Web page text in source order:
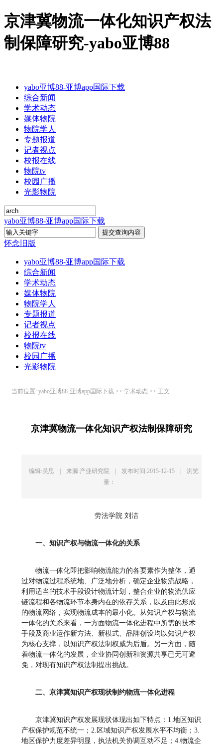
京津冀物流一体化知识产权法
制保障研究-yabo亚博88
yabo亚博88-亚博app国际下载
综合新闻
学术动态
媒体物院
物院学人
专题报道
记者视点
校报在线
物院tv
校园广播
光影物院
yabo亚博88-亚博app国际下载
怀念旧版
yabo亚博88-亚博app国际下载
综合新闻
学术动态
媒体物院
物院学人
专题报道
记者视点
校报在线
物院tv
校园广播
光影物院
当前位置: yabo亚博88-亚博app国际下载 >> 学术动态 >> 正文
京津冀物流一体化知识产权法制保障研究
编辑:吴思 | 来源:产业研究院 | 发布时间:2015-12-15 |
浏览
量：
劳法学院 刘洁
一、知识产权与物流一体化的关系
物流一体化即把影响物流能力的各要素作为整体，通
过对物流过程系统地、广泛地分析，确定企业物流战略，
利用适当的技术手段设计物流计划，整合企业的物流供应
链流程和各物流环节本身内在的依存关系，以及由此形成
的物流网络，实现物流成本的最小化。从知识产权与物流
一体化的关系来看，一方面物流一体化进程中所需的技术
手段及商业运作新方法、新模式、品牌创设均以知识产权
为核心支撑，以知识产权法制权威为后盾。另一方面，随
着物流一体化的发展，企业协同创新和资源共享已无可避
免，对现有知识产权法制提出挑战。
二、京津冀知识产权现状制约物流一体化进程
京津冀知识产权发展现状体现出如下特点：1.地区知识
产权保护规范不统一；2.区域知识产权发展水平不均衡；3.
地区保护力度差异明显，执法机关协调互动不足；4.物流企